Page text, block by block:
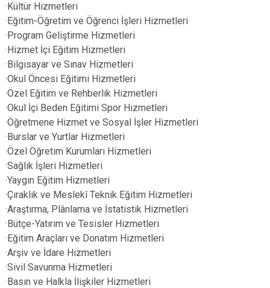
Saraydüzü
Türkeli
·Kültür Hizmetleri
·Eğitim-Öğretim ve Öğrenci İşleri Hizmetleri
·Program Geliştirme Hizmetleri
·Hizmet İçi Eğitim Hizmetleri
·Bilgisayar ve Sınav Hizmetleri
·Okul Öncesi Eğitimi Hizmetleri
·Özel Eğitim ve Rehberlik Hizmetleri
·Okul İçi Beden Eğitimi Spor Hizmetleri
·Öğretmene Hizmet ve Sosyal İşler Hizmetleri
·Burslar ve Yurtlar Hizmetleri
·Özel Öğretim Kurumları Hizmetleri
·Sağlık İşleri Hizmetleri
·Yaygın Eğitim Hizmetleri
·Çıraklık ve Meslekî Teknik Eğitim Hizmetleri
·Araştırma, Plânlama ve İstatistik Hizmetleri
·Bütçe-Yatırım ve Tesisler Hizmetleri
·Eğitim Araçları ve Donatım Hizmetleri
·Arşiv ve İdare Hizmetleri
·Sivil Savunma Hizmetleri
·Basın ve Halkla İlişkiler Hizmetleri